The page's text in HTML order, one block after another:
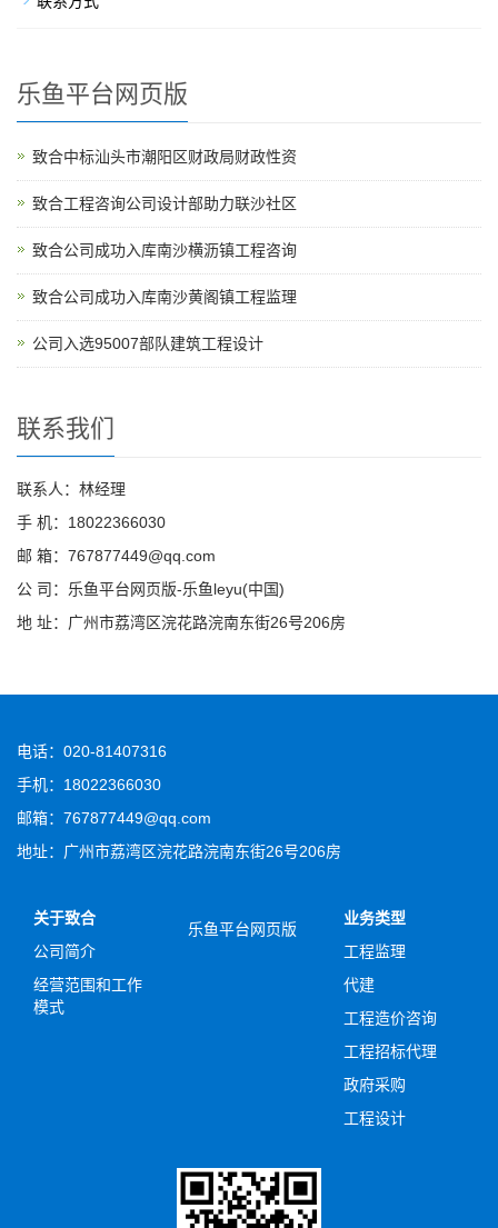
乐鱼平台网页版
致合中标汕头市潮阳区财政局财政性资
致合工程咨询公司设计部助力联沙社区
致合公司成功入库南沙横沥镇工程咨询
致合公司成功入库南沙黄阁镇工程监理
公司入选95007部队建筑工程设计
联系我们
联系人：林经理
手 机：18022366030
邮 箱：767877449@qq.com
公 司：乐鱼平台网页版-乐鱼leyu(中国)
地 址：广州市荔湾区浣花路浣南东街26号206房
电话：020-81407316
手机：18022366030
邮箱：767877449@qq.com
地址：广州市荔湾区浣花路浣南东街26号206房
关于致合
公司简介
经营范围和工作
模式
乐鱼平台网页版
业务类型
工程监理
代建
工程造价咨询
工程招标代理
政府采购
工程设计